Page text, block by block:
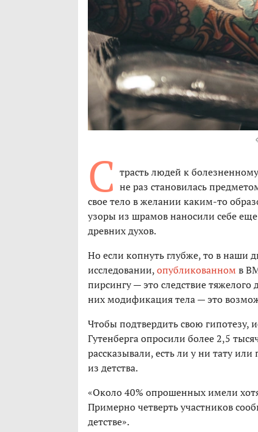
С трасть людей к
не раз становилась
свое тело в желании каким-то
узоры из шрамов наносили себе
древних духов.
Но если копнуть глубже, то в наши
исследовании,опубликованном в
пирсингу — это следствие
них модификация тела — это
Чтобы подтвердить свою гипотезу,
Гутенберга опросили более 2,5
рассказывали, есть ли у ни тату
из детства.
«Около 40% опрошенных имели
Примерно четверть участников
детстве».